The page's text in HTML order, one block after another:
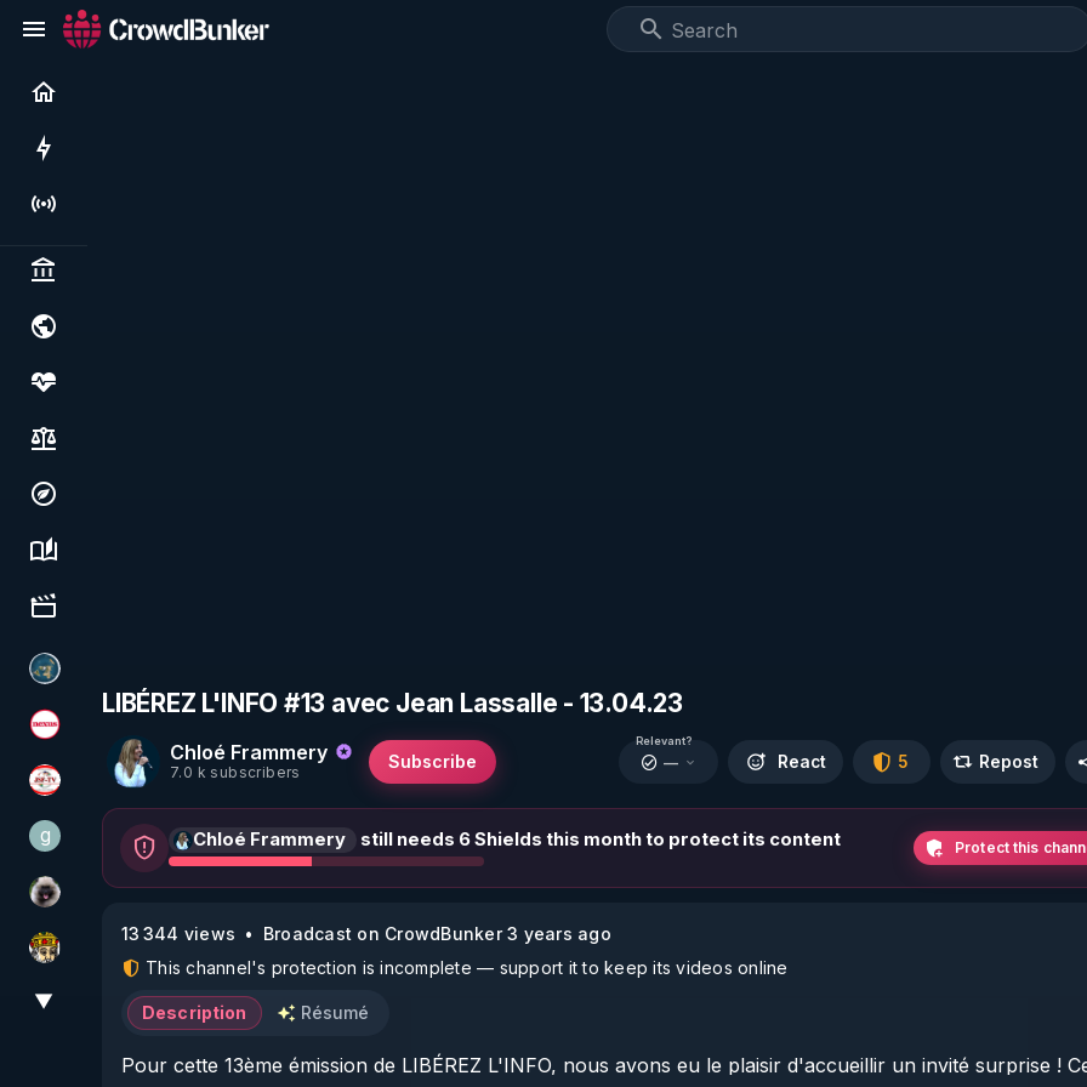
Live
Politics & institutions
Society, justice & freedoms
Economy, environment & technology
Science, history & spirituality
Culture, media & entertainment
Réinformation sur le monde
Magazine Nexus
JSF - TV
ggilo59
Priscane
Textes Sacrés & Maîtres Spirituels
▼
LIBÉREZ L'INFO #13 avec Jean Lassalle - 13.04.23
Chloé Frammery
7.0 k subscribers
Subscribe
Relevant?
— React 5 Repost
Chloé Frammery still needs 6 Shields this month to protect its content Protect this
13 344 views
Broadcast on CrowdBunker 3 years ago
This channel's protection is incomplete — support it to keep its videos online
Description Résumé
Pour cette 13ème émission de LIBÉREZ L'INFO, nous avons eu le plaisir d'accueillir un invité surprise !